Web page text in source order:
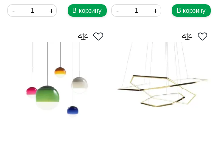
В корзину В корзину